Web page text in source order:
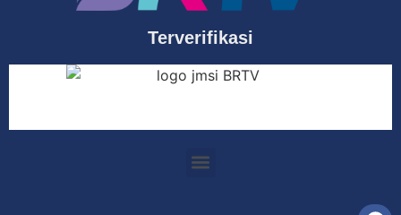
Terverifikasi